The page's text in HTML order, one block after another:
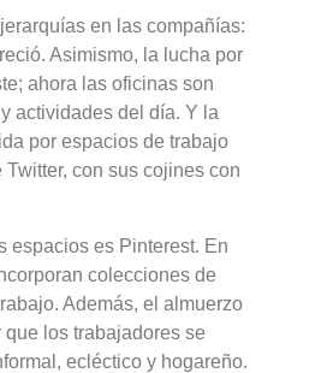
en las compañías:
Asimismo, la lucha por
ahora las oficinas son
actividades del día. Y la
por espacios de trabajo
con sus cojines con
espacios es Pinterest. En
colecciones de
Además, el almuerzo
los trabajadores se
ecléctico y hogareño.